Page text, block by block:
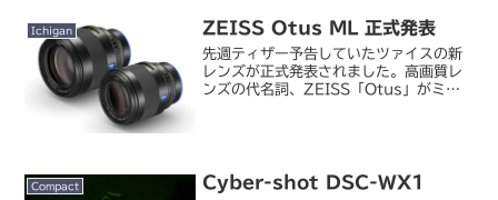
Ichigan ZEISS Otus ML 正式発表
先週ティザー予告していたツァイスの新
レンズが正式発表されました。高画質レ
ンズの代名詞、ZEISS「Otus」がミラ
Compact Cyber-shot DSC-WX1